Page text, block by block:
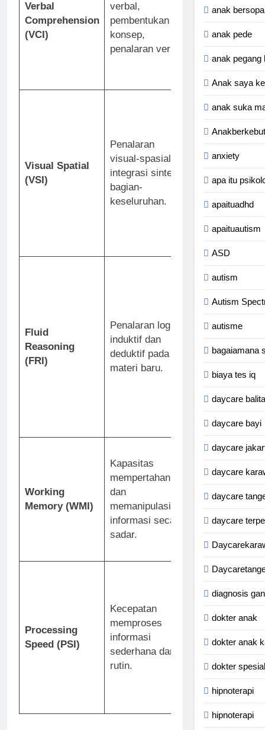
Verbal
Comprehension
(VCI)
verbal,
pembentukan
konsep,
penalaran verbal.
abstraksi
kosakata dan
konsep).
Visual Spatial
(VSI)
Penalaran
visual-spasial,
integrasi sintesis
bagian-
keseluruhan.
Block Design
meniru pola 2D
sintesis visual,
visual).Visual
Memilih
puzzle utuh
Fluid
Reasoning
(FRI)
Penalaran logis
induktif dan
deduktif pada
materi baru.
Memilih
melengkapi
inteligensi
Weights:
timbangan
bobot visual
analogis).
Working
Memory (WMI)
Kapasitas
mempertahankan
dan
memanipulasi
informasi secara
sadar.
Digit Span:
mundur, dan
(mengukur
executive).
gambar objek.
Processing
Speed (PSI)
Kecepatan
memproses
informasi
sederhana dan
rutin.
Coding:
simbol sesuai
pasangan
batas waktu
dan memori
Search:
simbol target
anak
anak pede
anak pegang
Anak saya
anak suka
anxiety
apa itu
apaituadhd
apaituautism
ASD
autism
Autism
autisme
bagaiamana
biaya tes iq
daycare balita
daycare bayi
daycare
daycare
daycare
daycare
diagnosis
dokter anak
dokter anak
dokter
hipnoterapi
hipnoterapi